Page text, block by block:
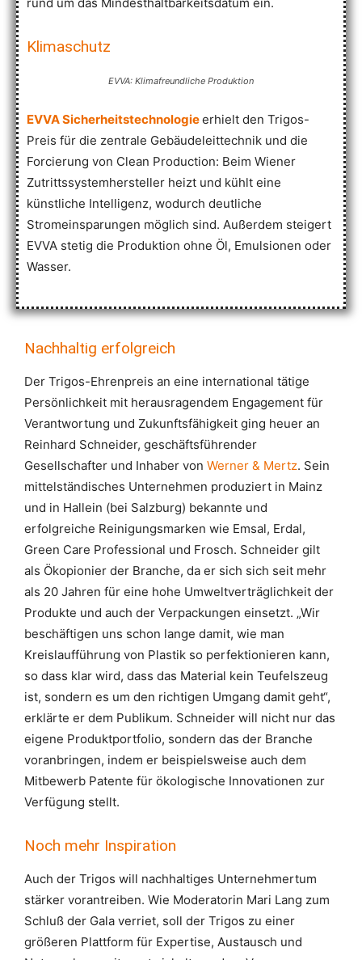
Klimaschutz
EVVA: Klimafreundliche Produktion
EVVA Sicherheitstechnologieerhielt den Trigos-
Preis für die zentrale Gebäudeleittechnik und die
Forcierung von Clean Production: Beim Wiener
Zutrittssystemhersteller heizt und kühlt eine
künstliche Intelligenz, wodurch deutliche
Stromeinsparungen möglich sind. Außerdem steigert
EVVA stetig die Produktion ohne Öl, Emulsionen oder
Wasser.
Nachhaltig erfolgreich
Der Trigos-Ehrenpreis an eine international tätige
Persönlichkeit mit herausragendem Engagement für
Verantwortung und Zukunftsfähigkeit ging heuer an
Reinhard Schneider, geschäftsführender
Gesellschafter und Inhaber von Werner & Mertz. Sein
mittelständisches Unternehmen produziert in Mainz
und in Hallein (bei Salzburg) bekannte und
erfolgreiche Reinigungsmarken wie Emsal, Erdal,
Green Care Professional und Frosch. Schneider gilt
als Ökopionier der Branche, da er sich sich seit mehr
als 20 Jahren für eine hohe Umweltverträglichkeit der
Produkte und auch der Verpackungen einsetzt. „Wir
beschäftigen uns schon lange damit, wie man
Kreislaufführung von Plastik so perfektionieren kann,
so dass klar wird, dass das Material kein Teufelszeug
ist, sondern es um den richtigen Umgang damit geht“,
erklärte er dem Publikum. Schneider will nicht nur das
eigene Produktportfolio, sondern das der Branche
voranbringen, indem er beispielsweise auch dem
Mitbewerb Patente für ökologische Innovationen zur
Verfügung stellt.
Noch mehr Inspiration
Auch der Trigos will nachhaltiges Unternehmertum
stärker vorantreiben. Wie Moderatorin Mari Lang zum
Schluß der Gala verriet, soll der Trigos zu einer
größeren Plattform für Expertise, Austausch und